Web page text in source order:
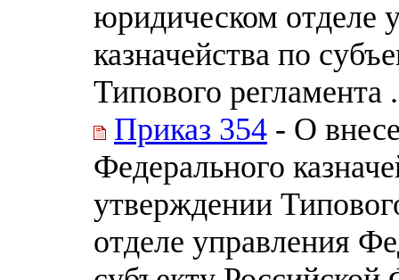
юридическом отделе
казначейства по
Типового регламента
Приказ 354 - О
Федерального
утверждении
отделе управления